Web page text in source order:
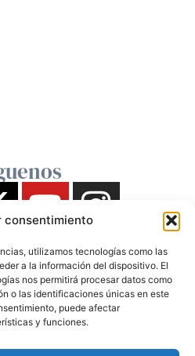
consentimiento
utilizamos tecnologías como las
a la información del dispositivo. El
nos permitirá procesar datos como
o las identificaciones únicas en este
puede afectar
y funciones.